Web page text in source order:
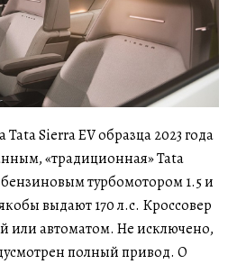
Sierra EV образца 2023 года
«традиционная» Tata
бензиновым турбомотором 1.5 и
выдают 170 л.с. Кроссовер
или автоматом. Не исключено,
полный привод. О